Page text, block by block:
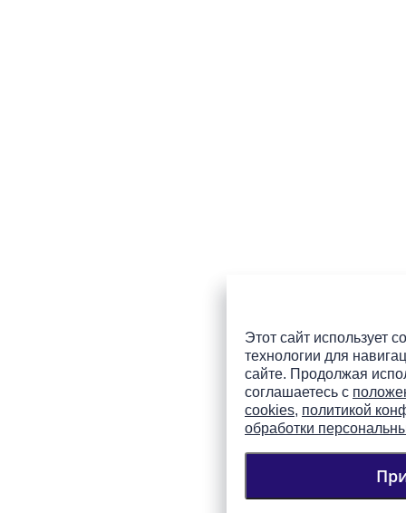
Этот сайт использует
технологии для
сайте. Продолжая
соглашаетесь с
cookies, политикой
обработки